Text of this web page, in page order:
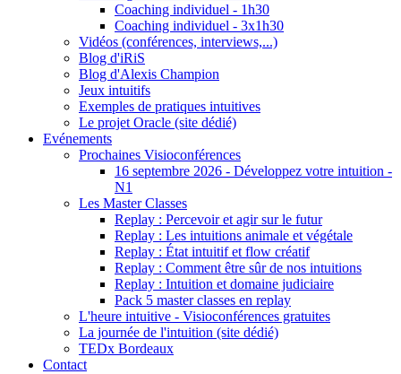
Coaching individuel - 1h30
Coaching individuel - 3x1h30
Vidéos (conférences, interviews,...)
Blog d'iRiS
Blog d'Alexis Champion
Jeux intuitifs
Exemples de pratiques intuitives
Le projet Oracle (site dédié)
Evénements
Prochaines Visioconférences
16 septembre 2026 - Développez votre intuition -
N1
Les Master Classes
Replay : Percevoir et agir sur le futur
Replay : Les intuitions animale et végétale
Replay : État intuitif et flow créatif
Replay : Comment être sûr de nos intuitions
Replay : Intuition et domaine judiciaire
Pack 5 master classes en replay
L'heure intuitive - Visioconférences gratuites
La journée de l'intuition (site dédié)
TEDx Bordeaux
Contact